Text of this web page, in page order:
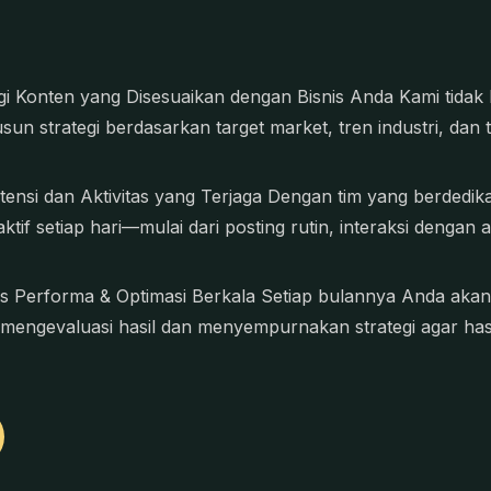
Konten yang Disesuaikan dengan Bisnis Anda Kami
strategi berdasarkan target market, tren industri, dan
dan Aktivitas yang Terjaga Dengan tim yang
setiap hari—mulai dari posting rutin, interaksi dengan
Performa & Optimasi Berkala Setiap bulannya Anda
hasil dan menyempurnakan strategi agar